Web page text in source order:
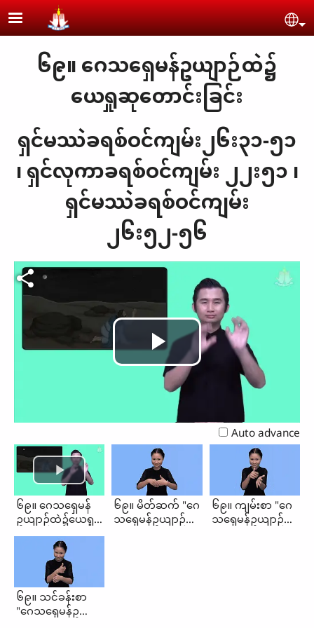
Skip to main content
၆၉။ ဂေသရှေမန်ဥယျာဉ်ထဲ၌
ယေရှုဆုတောင်းခြင်း
ရှင်မဿဲခရစ်ဝင်ကျမ်း၂၆း၃၁-၅၁
၊ ရှင်လုကာခရစ်ဝင်ကျမ်း ၂၂း၅၁ ၊
ရှင်မဿဲခရစ်ဝင်ကျမ်း
၂၆း၅၂-၅၆
Play
Video
Auto advance
၆၉။ ဂေသရှေမန်
ဥယျာဉ်ထဲ၌ယေရှု
(မိတ်ဆက်၊
ကျမ်းစာ၊
သင်ခန်းစာ)
၆၉။ မိတ်ဆက် "ဂေ
သရှေမန်ဥယျာဉ်
၆၉။ ကျမ်းစာ "ဂေ
သရှေမန်ဥယျာဉ်
၆၉။ သင်ခန်းစာ
"ဂေသရှေမန်ဥယျာဉ်